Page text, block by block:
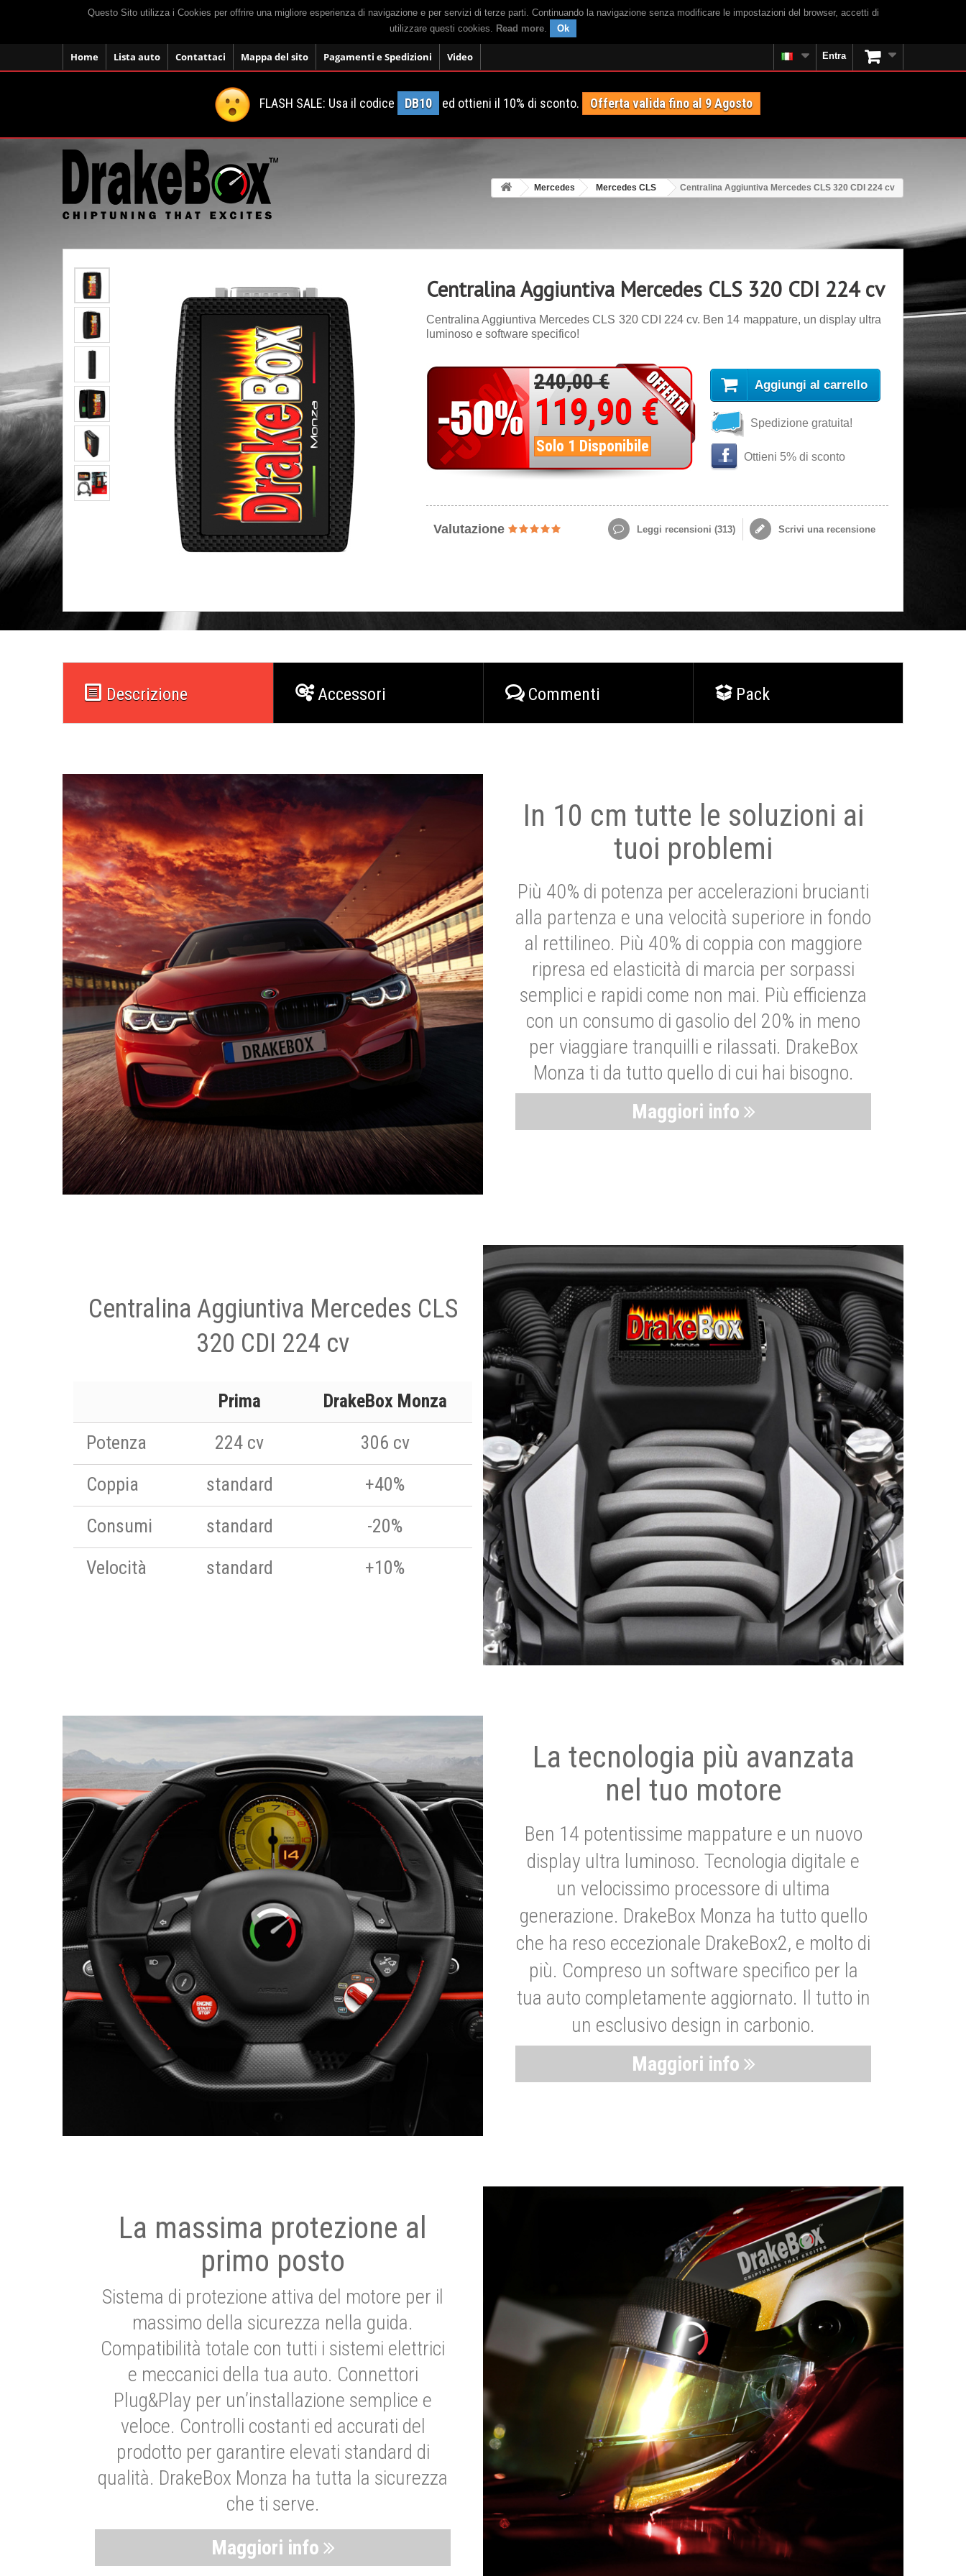
Questo Sito utilizza i Cookies per offrire una migliore esperienza di navigazione e per servizi di terze parti. Continuando la navigazione senza modificare le impostazioni del browser, accetti di
utilizzare questi cookies. Read more. Ok
Home Lista auto Contattaci Mappa del sito Pagamenti e Spedizioni Video Entra
FLASH SALE: Usa il codice DB10 ed ottieni il 10% di sconto. Offerta valida fino al 9 Agosto
Mercedes Mercedes CLS Centralina Aggiuntiva Mercedes CLS 320 CDI 224 cv
Centralina Aggiuntiva Mercedes CLS 320 CDI 224 cv
Centralina Aggiuntiva Mercedes CLS 320 CDI 224 cv. Ben 14 mappature, un display ultra
luminoso e software specifico!
240,00 €
119,90 €
Solo 1 Disponibile
Aggiungi al carrello
Spedizione gratuita!
Ottieni 5% di sconto
Valutazione Leggi recensioni (313) Scrivi una recensione
Descrizione Accessori Commenti Pack
In 10 cm tutte le soluzioni ai
tuoi problemi
Più 40% di potenza per accelerazioni brucianti
alla partenza e una velocità superiore in fondo
al rettilineo. Più 40% di coppia con maggiore
ripresa ed elasticità di marcia per sorpassi
semplici e rapidi come non mai. Più efficienza
con un consumo di gasolio del 20% in meno
per viaggiare tranquilli e rilassati. DrakeBox
Monza ti da tutto quello di cui hai bisogno.
Maggiori info
Centralina Aggiuntiva Mercedes CLS
320 CDI 224 cv
Prima
DrakeBox Monza
Potenza
224 cv
306 cv
Coppia
standard
+40%
Consumi
standard
-20%
Velocità
standard +10%
La tecnologia più avanzata
nel tuo motore
Ben 14 potentissime mappature e un nuovo
display ultra luminoso. Tecnologia digitale e
un velocissimo processore di ultima
generazione. DrakeBox Monza ha tutto quello
che ha reso eccezionale DrakeBox2, e molto di
più. Compreso un software specifico per la
tua auto completamente aggiornato. Il tutto in
un esclusivo design in carbonio.
Maggiori info
La massima protezione al
primo posto
Sistema di protezione attiva del motore per il
massimo della sicurezza nella guida.
Compatibilità totale con tutti i sistemi elettrici
e meccanici della tua auto. Connettori
Plug&Play per un’installazione semplice e
veloce. Controlli costanti ed accurati del
prodotto per garantire elevati standard di
qualità. DrakeBox Monza ha tutta la sicurezza
che ti serve.
Maggiori info